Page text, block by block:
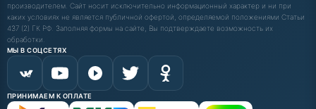
производителем. Сайт носит исключительно информационный характер и ни при
каких условиях не является публичной офертой, определяемой положениями Статьи
437 (2) ГК РФ. Заполняя формы на сайте, Вы подтверждаете возможность их
обработки.
МЫ В СОЦСЕТЯХ
ПРИНИМАЕМ К ОПЛАТЕ